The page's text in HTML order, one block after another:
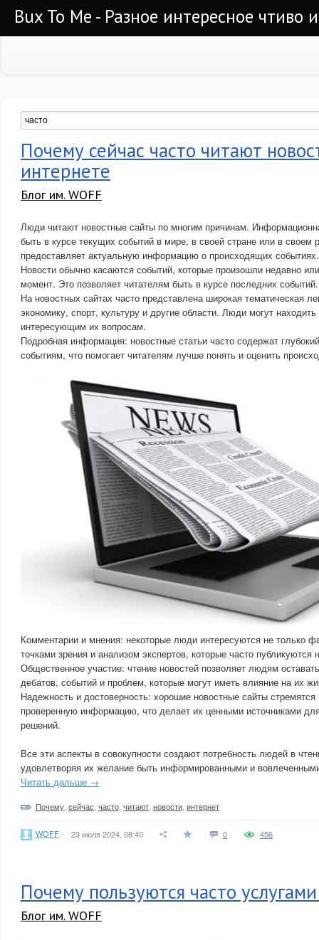
Bux To Me - Разное интересное чтиво
Почему сейчас часто читают
интернете
Блог им. WOFF
Люди читают новостные сайты по многим причинам.
быть в курсе текущих событий в мире, в своей стране или в своем
предоставляет актуальную информацию о происходящих событиях.
Новости обычно касаются событий, которые произошли недавно
момент. Это позволяет читателям быть в курсе последних событий.
На новостных сайтах часто представлена широкая тематическая
экономику, спорт, культуру и другие области. Люди могут
интересующим их вопросам.
Подробная информация: новостные статьи часто содержат
событиям, что помогает читателям лучше понять и оценить
Комментарии и мнения: некоторые люди интересуются не только
точками зрения и анализом экспертов, которые часто публикуются
Общественное участие: чтение новостей позволяет людям
дебатов, событий и проблем, которые могут иметь влияние на их
Надежность и достоверность: хорошие новостные сайты стремятся
проверенную информацию, что делает их ценными источниками
решений.
Все эти аспекты в совокупности создают потребность людей в
удовлетворяя их желание быть информированными и
Читать дальше →
Почему сейчас часто читают новости интернет
WOFF 23 июля 2024, 08:40 0 456
Почему пользуются часто
Блог им. WOFF